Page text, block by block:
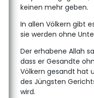
keinen mehr geben.
In allen Völkern gibt
sie werden ohne
Der erhabene Allah
dass er Gesandte
Völkern gesandt hat
des Jüngsten
wird.